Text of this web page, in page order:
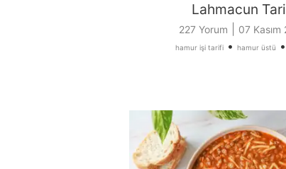
Lahmacun
227 Yorum 07 Kasım
hamur işi tarifi• hamur üstü •